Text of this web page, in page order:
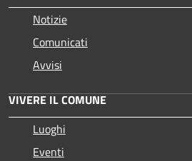
Notizie
Comunicati
Avvisi
VIVERE IL COMUNE
Luoghi
Eventi